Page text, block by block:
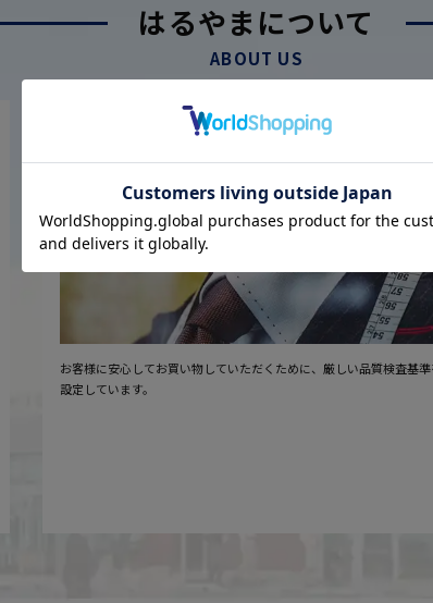
はるやまについて
ABOUT US
2
厳しい品質管理体制に基づく
安心の実現
お客様に安心してお買い物していただくために、厳しい品質検査基準
設定しています。